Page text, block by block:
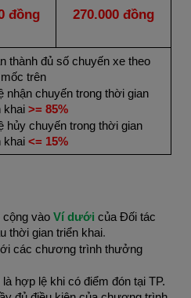
đồng 270.000 đồng
thành đủ số chuyến xe theo
trên
nhận chuyến trong thời gian
khai>= 85%
hủy chuyến trong thời gian
khai <= 15%
vào Ví dưới của Đối tác
thời gian triển khai.
các chương trình thưởng
hợp lệ khi có điểm đón tại TP.